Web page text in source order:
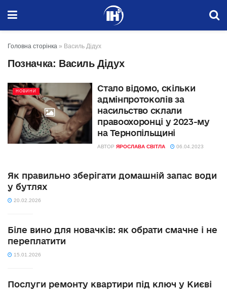
Головна сторінка » Василь Дідух
Позначка: Василь Дідух
НОВИНИ
Стало відомо, скільки
адмінпротоколів за
насильство склали
правоохоронці у 2023-му
на Тернопільщині
АВТОР ЯРОСЛАВА СВІТЛА 06.04.2023
Як правильно зберігати домашній запас води
у бутлях
20.02.2026
Біле вино для новачків: як обрати смачне і не
переплатити
15.01.2026
Послуги ремонту квартири під ключ у Києві